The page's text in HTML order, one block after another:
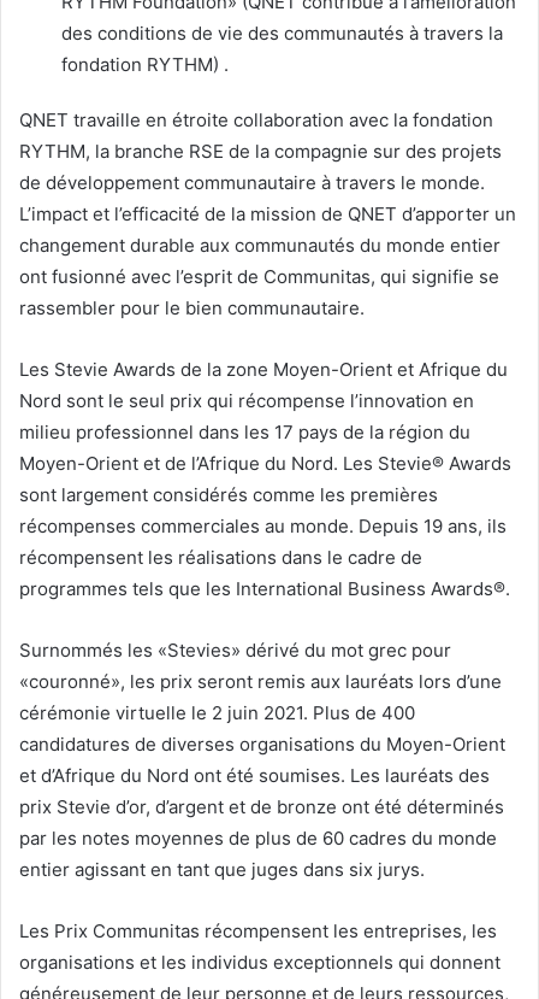
des conditions de vie des communautés à travers la
fondation RYTHM) .
QNET travaille en étroite collaboration avec la fondation
RYTHM, la branche RSE de la compagnie sur des projets
de développement communautaire à travers le monde.
L’impact et l’efficacité de la mission de QNET d’apporter un
changement durable aux communautés du monde entier
ont fusionné avec l’esprit de Communitas, qui signifie se
rassembler pour le bien communautaire.
Les Stevie Awards de la zone Moyen-Orient et Afrique du
Nord sont le seul prix qui récompense l’innovation en
milieu professionnel dans les 17 pays de la région du
Moyen-Orient et de l’Afrique du Nord. Les Stevie® Awards
sont largement considérés comme les premières
récompenses commerciales au monde. Depuis 19 ans, ils
récompensent les réalisations dans le cadre de
programmes tels que les International Business Awards®.
Surnommés les «Stevies» dérivé du mot grec pour
«couronné», les prix seront remis aux lauréats lors d’une
cérémonie virtuelle le 2 juin 2021. Plus de 400
candidatures de diverses organisations du Moyen-Orient
et d’Afrique du Nord ont été soumises. Les lauréats des
prix Stevie d’or, d’argent et de bronze ont été déterminés
par les notes moyennes de plus de 60 cadres du monde
entier agissant en tant que juges dans six jurys.
Les Prix Communitas récompensent les entreprises, les
organisations et les individus exceptionnels qui donnent
généreusement de leur personne et de leurs ressources,